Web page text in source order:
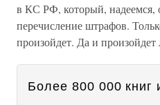
в КС РФ, который, надеемся,
перечисление штрафов.
произойдет. Да и
Более 800 000 книг